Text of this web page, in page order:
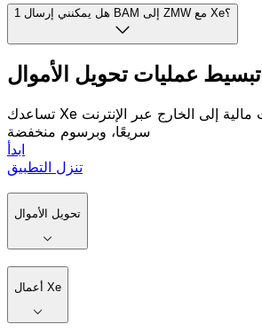
هل يمكنني إرسال 1 BAM إلى ZMW مع Xe؟
تبسيط عمليات تحويل الأموال
تساعدك Xe على إرسال تحويلات مالية إلى الخارج عبر الإنترنت
سريعًا، وبرسوم منخفضة
ابدأ
تنزل التطبيق
تحويل الأموال
أعمال Xe